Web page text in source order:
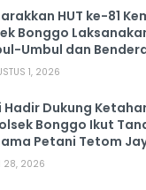
HUT ke-81
Bonggo
Umbul dan
1, 2026
Hadir Dukung
Bonggo Ikut
Petani Tetom
28, 2026